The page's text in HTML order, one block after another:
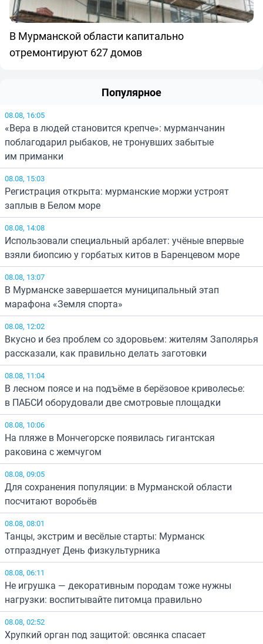
В Мурманской области капитально
отремонтируют 627 домов
Популярное
08.08, 16:05
«Вера в людей становится крепче»: мурманчанин
поблагодарил рыбаков, не тронувших забытые
им приманки
08.08, 15:03
Регистрация открыта: мурманские моржи устроят
заплыв в Белом море
08.08, 14:08
Использовали специальный арбалет: учёные впервые
взяли биопсию у горбатых китов в Баренцевом море
08.08, 13:07
В Мурманске завершается муниципальный этап
марафона «Земля спорта»
08.08, 12:02
Вкусно и без проблем со здоровьем: жителям Заполярья
рассказали, как правильно делать заготовки
08.08, 11:04
В лесном поясе и на подъёме в берёзовое криволесье:
в ПАБСИ оборудовали две смотровые площадки
08.08, 10:06
На пляже в Мончегорске появилась гигантская
раковина с жемчугом
08.08, 09:05
Для сохранения популяции: в Мурманской области
посчитают воробьёв
08.08, 08:01
Танцы, экстрим и весёлые старты: Мурманск
отпразднует День физкультурника
08.08, 06:11
Не игрушка — декоративным породам тоже нужны
нагрузки: воспитывайте питомца правильно
08.08, 02:52
Хрупкий орган под защитой: овсянка спасает